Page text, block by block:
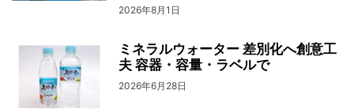
2026年8月1日
ミネラルウォーター 差別化へ創意工
夫 容器・容量・ラベルで
2026年6月28日